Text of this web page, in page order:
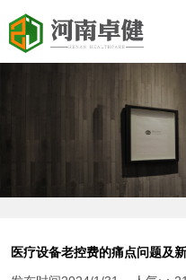
医疗设备老控费的痛点问题及